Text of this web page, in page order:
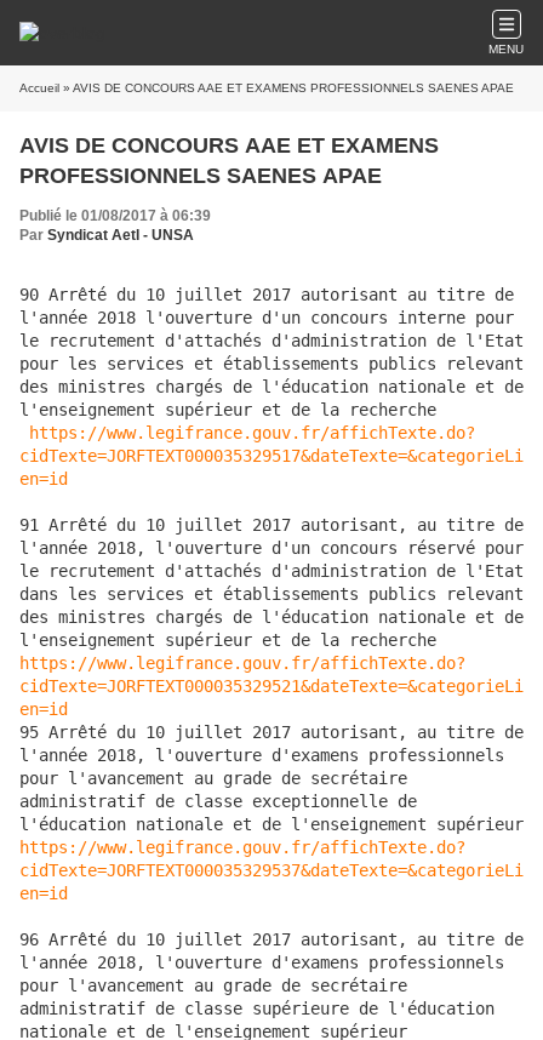
MENU
Accueil » AVIS DE CONCOURS AAE ET EXAMENS PROFESSIONNELS SAENES APAE
AVIS DE CONCOURS AAE ET EXAMENS
PROFESSIONNELS SAENES APAE
Publié le 01/08/2017 à 06:39
Par Syndicat AetI - UNSA
90 Arrêté du 10 juillet 2017 autorisant au titre de
l'année 2018 l'ouverture d'un concours interne pour
le recrutement d'attachés d'administration de l'Etat
pour les services et établissements publics relevant
des ministres chargés de l'éducation nationale et de
l'enseignement supérieur et de la recherche
https://www.legifrance.gouv.fr/affichTexte.do?
cidTexte=JORFTEXT000035329517&dateTexte=&categorieLi
en=id
91 Arrêté du 10 juillet 2017 autorisant, au titre de
l'année 2018, l'ouverture d'un concours réservé pour
le recrutement d'attachés d'administration de l'Etat
dans les services et établissements publics relevant
des ministres chargés de l'éducation nationale et de
https://www.legifrance.gouv.fr/affichTexte.do?
cidTexte=JORFTEXT000035329521&dateTexte=&categorieLi
en=id
95 Arrêté du 10 juillet 2017 autorisant, au titre de
l'année 2018, l'ouverture d'examens professionnels
pour l'avancement au grade de secrétaire
administratif de classe exceptionnelle de
https://www.legifrance.gouv.fr/affichTexte.do?
cidTexte=JORFTEXT000035329537&dateTexte=&categorieLi
en=id
96 Arrêté du 10 juillet 2017 autorisant, au titre de
l'année 2018, l'ouverture d'examens professionnels
pour l'avancement au grade de secrétaire
administratif de classe supérieure de l'éducation